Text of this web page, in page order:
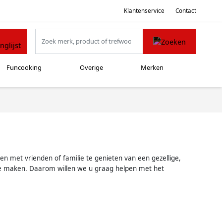
Klantenservice Contact
Funcooking Overige Merken
met vrienden of familie te genieten van een gezellige,
maken. Daarom willen we u graag helpen met het